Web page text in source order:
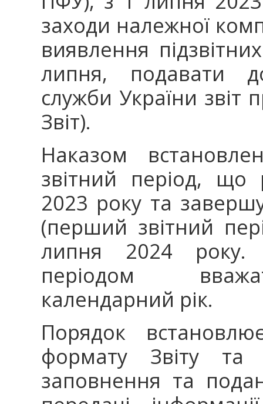
заходи належної
виявлення
липня, подавати
служби України звіт
Звіт).
Наказом
звітний період, що
2023 року та
(перший звітний
липня 2024 року.
періодом
календарний рік.
Порядок
формату Звіту та
заповнення та